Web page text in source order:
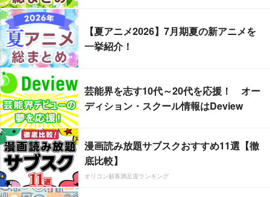
【夏アニメ2026】7月期夏の新アニメを
一挙紹介！
芸能界を志す10代～20代を応援！ オー
ディション・スクール情報はDeview
漫画読み放題サブスクおすすめ11選【徹
底比較】
オリコン顧客満足度ランキング